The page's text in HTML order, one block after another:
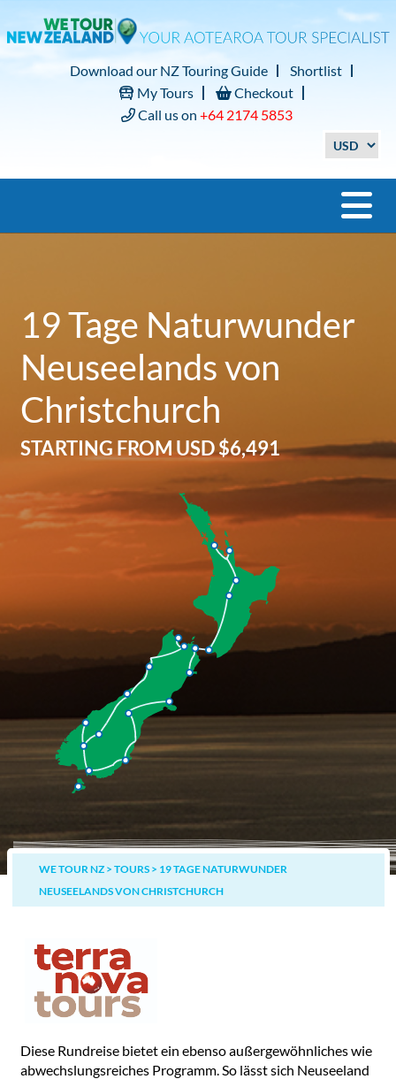
Download our NZ Touring Guide
Shortlist
My Tours
Checkout
Call us on +64 2174 5853
19 Tage Naturwunder
Neuseelands von
Christchurch
STARTING FROMUSD $6,491
WE TOUR NZ> TOURS> 19 TAGE NATURWUNDER
NEUSEELANDS VON CHRISTCHURCH
Diese Rundreise bietet ein ebenso außergewöhnliches wie
abwechslungsreiches Programm. So lässt sich Neuseeland